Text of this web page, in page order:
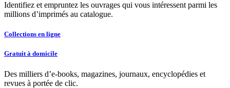
Identifiez et empruntez les ouvrages qui vous intéressent parmi les
millions d’imprimés au catalogue.
Collections en ligne
Gratuit à domicile
Des milliers d’e-books, magazines, journaux, encyclopédies et
revues à portée de clic.